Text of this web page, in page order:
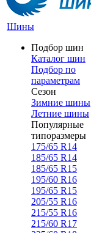
Шины
Подбор шин
Каталог шин
Подбор по
параметрам
Сезон
Зимние шины
Летние шины
Популярные
типоразмеры
175/65 R14
185/65 R14
185/65 R15
195/60 R16
195/65 R15
205/55 R16
215/55 R16
215/60 R17